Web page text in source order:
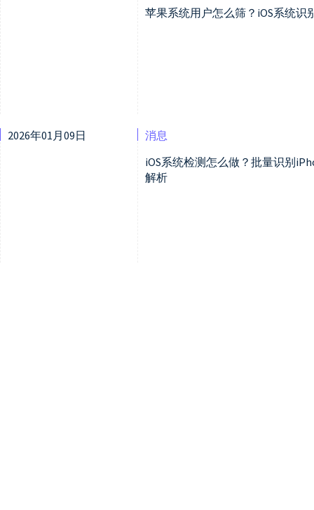
苹果系统用户怎么筛？iOS系统
2026年01月09日
消息
iOS系统检测怎么做？批量识别
解析